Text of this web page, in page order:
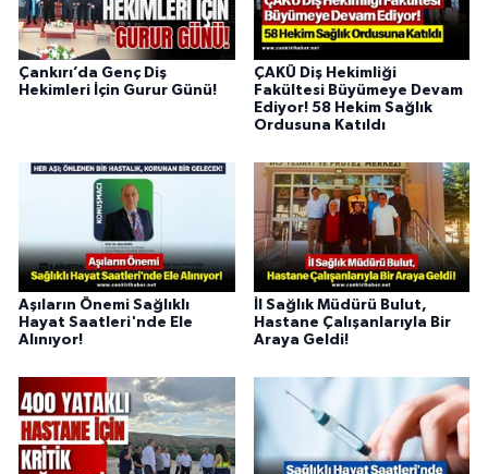
Çankırı’da Genç Diş
Hekimleri İçin Gurur Günü!
ÇAKÜ Diş Hekimliği
Fakültesi Büyümeye Devam
Ediyor! 58 Hekim Sağlık
Ordusuna Katıldı
Aşıların Önemi Sağlıklı
Hayat Saatleri'nde Ele
Alınıyor!
İl Sağlık Müdürü Bulut,
Hastane Çalışanlarıyla Bir
Araya Geldi!